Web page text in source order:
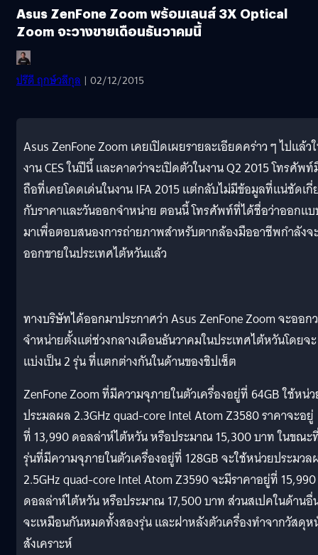
Asus ZenFone Zoom พร้อมเลนส์ 3X Optical
Zoom จะวางขายเดือนธันวาคมนี้
ปรีดี ฤกษ์วลีกุล | 02/12/2015
Asus ZenFone Zoom เคยเปิดเผยรายละเอียดคร่าว ๆ ไปแล้ว
งาน CES ในปีนี้ และคาดว่าจะเปิดตัวในงาน Q2 2015 โทรศัพ
ถือที่เคยโดดเด่นในงาน IFA 2015 แต่กลับไม่มีข้อมูลที่แน่ชัดเกี่
กับราคาและวันออกจำหน่าย ตอนนี้ โทรศัพท์ที่ได้ชื่อว่าออกแ
มาเพื่อตอบสนองการถ่ายภาพสำหรับตากล้องมืออาชีพกำลังจ
ออกขายในประเทศไต้หวันแล้ว
ทางบริษัทได้ออกมาประกาศว่า Asus ZenFone Zoom จะออก
จำหน่ายตั้งแต่ช่วงกลางเดือนธันวาคมในประเทศไต้หวันโดยจะ
แบ่งเป็น 2 รุ่น ที่แตกต่างกันในด้านของชิปเซ็ต
ZenFone Zoom ที่มีความจุภายในตัวเครื่องอยู่ที่ 64GB ใช้หน่
ประมลผล 2.3GHz quad-core Intel Atom Z3580 ราคาจะอยู่
ที่ 13,990 ดอลล่าห์ไต้หวัน หรือประมาณ 15,300 บาท ในขณะ
รุ่นที่มีความจุภายในตัวเครื่องอยู่ที่ 128GB จะใช้หน่วยประมว
2.5GHz quad-core Intel Atom Z3590 จะมีราคาอยู่ที่ 15,990
ดอลล่าห์ไต้หวัน หรือประมาณ 17,500 บาท ส่วนสเปคในด้านอื่
จะเหมือนกันหมดทั้งสองรุ่น และฝาหลังตัวเครื่องทำจากวัสดุห
สังเคราะห์